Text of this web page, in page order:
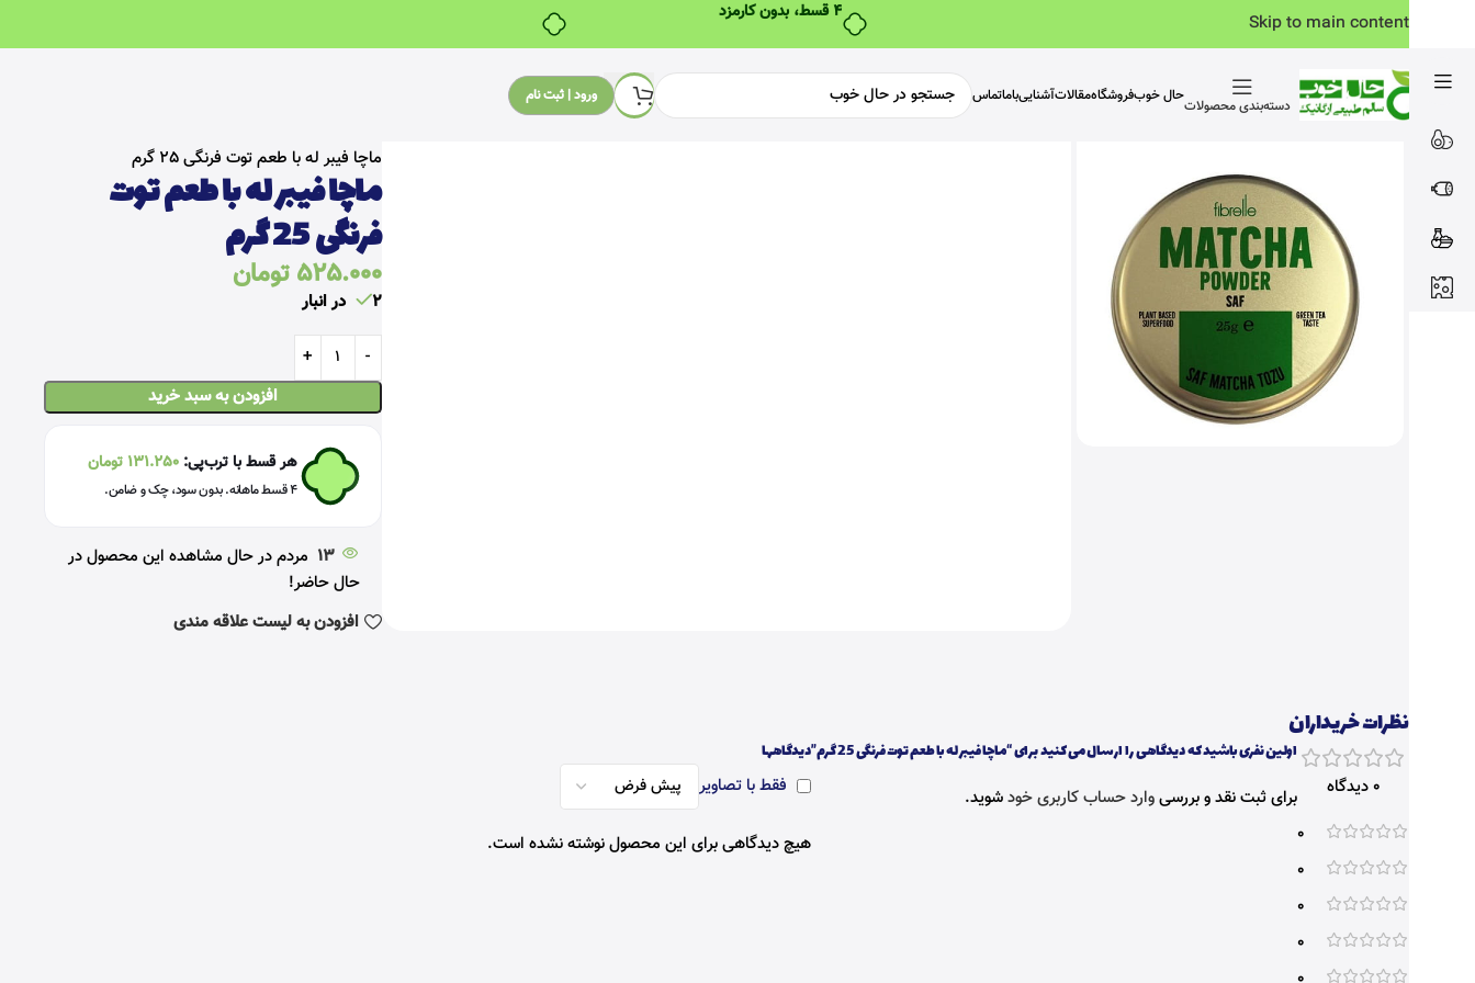
۴ قسط، بدون کارمزد Skip to main content
دسته‌بندی محصولات
حال خوبفروشگاهمقالاتآشنایی‌باماتماس ورود | ثبت نام
ماچا فیبر له با طعم توت فرنگی 25 گرم
ماچا فیبر له با طعم توت
فرنگی 25 گرم
525.000 تومان
2 در انبار
افزودن به سبد خرید
هر قسط با ترب‌پی:131.250 تومان
۴ قسط ماهانه. بدون سود، چک و ضامن.
13 مردم در حال مشاهده این محصول در
حال حاضر!
افزودن به لیست علاقه مندی
نظرات خریداران
0 دیدگاه
0
0
0
0
دیدگاهها
فقط با تصاویر
هیچ دیدگاهی برای این محصول نوشته نشده است.
اولین نفری باشید که دیدگاهی را ارسال می کنید برای “ماچا فیبر له با طعم توت فرنگی 25 گرم”
برای ثبت نقد و بررسیوارد حساب کاربری خودشوید.